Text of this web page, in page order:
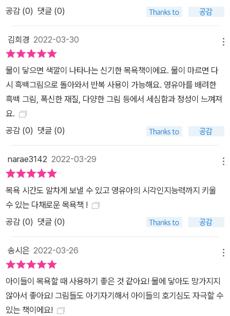
공감 (0) 댓글 (0)
김희경 2022-03-30
물이 닿으면 색깔이 나타나는 신기한 목욕책이에요. 물이 마르면 다
시 흑백그림으로 돌아와서 반복 사용이 가능해요. 영유아를 배려한
흑백 그림, 폭신한 재질, 다양한 그림 등에서 세심함과 정성이 느껴져
요.
공감 (0) 댓글 (0)
narae3142 2022-03-29
목욕 시간도 알차게 보낼 수 있고 영유아의 시각인지능력까지 키울
수 있는 다채로운 목욕책 !
공감 (0) 댓글 (0)
송시은 2022-03-26
아이들이 목욕할 때 사용하기 좋은 것 같아요! 물에 닿아도 망가지지
않아서 좋아요! 그림들도 아기자기해서 아이들의 호기심도 자극할 수
있는 책이에요!